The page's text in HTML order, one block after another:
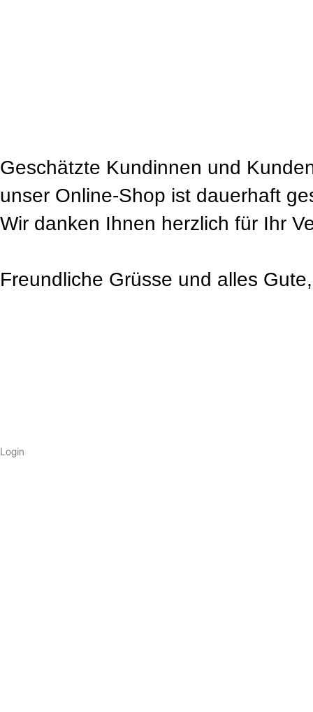
Geschätzte Kundinnen und
unser Online-Shop ist dauerhaft
Wir danken Ihnen herzlich für Ihr
Freundliche Grüsse und alles
Login